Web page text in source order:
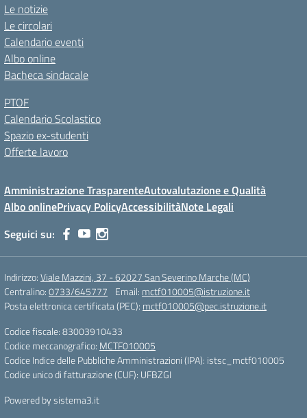
Le notizie
Le circolari
Calendario eventi
Albo online
Bacheca sindacale
PTOF
Calendario Scolastico
Spazio ex-studenti
Offerte lavoro
Amministrazione TrasparenteAutovalutazione e Qualità
Albo onlinePrivacy PolicyAccessibilitàNote Legali
Seguici su:
Indirizzo:Viale Mazzini, 37 - 62027 San Severino Marche (MC)
Centralino:0733/645777 Email: mctf010005@istruzione.it
Posta elettronica certificata (PEC): mctf010005@pec.istruzione.it
Codice fiscale: 83003910433
Codice meccanografico: MCTF010005
Codice Indice delle Pubbliche Amministrazioni (IPA): istsc_mctf010005
Codice unico di fatturazione (CUF): UFBZGI
Powered by sistema3.it